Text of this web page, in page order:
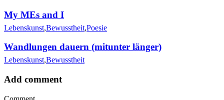
My MEs and I
Lebenskunst,Bewusstheit,Poesie
Wandlungen dauern (mitunter länger)
Lebenskunst,Bewusstheit
Add comment